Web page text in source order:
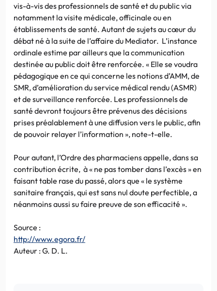
vis-à-vis des professionnels de santé et du public via
notamment la visite médicale, officinale ou en
établissements de santé. Autant de sujets au cœur du
débat né à la suite de l’affaire du Mediator. L’instance
ordinale estime par ailleurs que la communication
destinée au public doit être renforcée. « Elle se voudra
pédagogique en ce qui concerne les notions d’AMM, de
SMR, d’amélioration du service médical rendu (ASMR)
et de surveillance renforcée. Les professionnels de
santé devront toujours être prévenus des décisions
prises préalablement à une diffusion vers le public, afin
de pouvoir relayer l’information », note-t-elle.
Pour autant, l’Ordre des pharmaciens appelle, dans sa
contribution écrite, à « ne pas tomber dans l’excès » en
faisant table rase du passé, alors que « le système
sanitaire français, qui est sans nul doute perfectible, a
néanmoins aussi su faire preuve de son efficacité ».
Source :
http://www.egora.fr/
Auteur : G. D. L.